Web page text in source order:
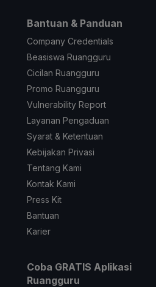
Bantuan & Panduan
Company Credentials
Beasiswa Ruangguru
Cicilan Ruangguru
Promo Ruangguru
Vulnerability Report
Layanan Pengaduan
Syarat & Ketentuan
Kebijakan Privasi
Tentang Kami
Kontak Kami
Press Kit
Bantuan
Karier
Coba GRATIS Aplikasi
Ruangguru